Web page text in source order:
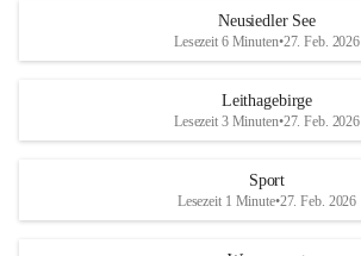
S
und den daraus folgenden wirtschaftlichen
Maßnahmen zur Bekämpfung
Rebe und der Amerikanischen
r
S
Neusiedler See
Lesezeit 6 Minuten•27. Feb. 2026
Leithagebirge
Lesezeit 3 Minuten•27. Feb. 2026
Sport
Lesezeit 1 Minute•27. Feb. 2026